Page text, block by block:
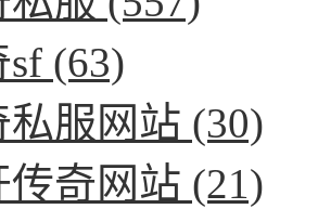
sf (63)
私服网站 (30)
传奇网站 (21)